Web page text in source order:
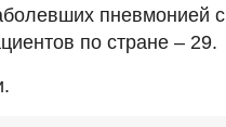
пневмонией с
по стране – 29.